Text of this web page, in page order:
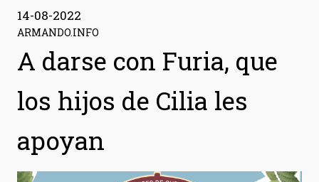
14-08-2022
ARMANDO.INFO
A darse con Furia, que
los hijos de Cilia les
apoyan